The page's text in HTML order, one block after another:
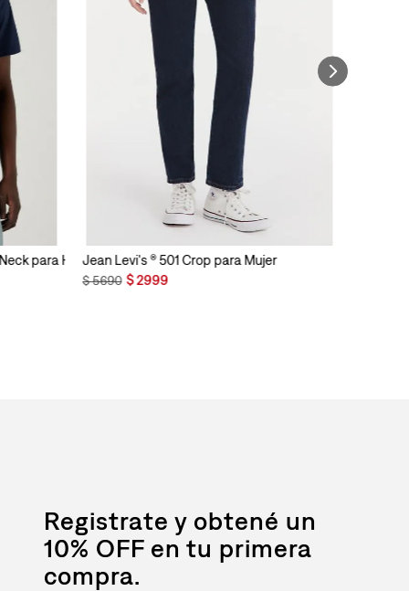
para HombreJean Levi's ® 501 Crop para Mujer
$5690 $2999
Registrate y obtené un
10% OFF en tu primera
compra.